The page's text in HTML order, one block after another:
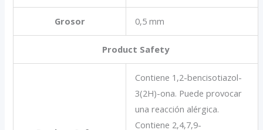
Grosor 0,5 mm
Product Safety
Contiene 1,2-bencisotiazol-
3(2H)-ona. Puede provocar
una reacción alérgica.
Contiene 2,4,7,9-